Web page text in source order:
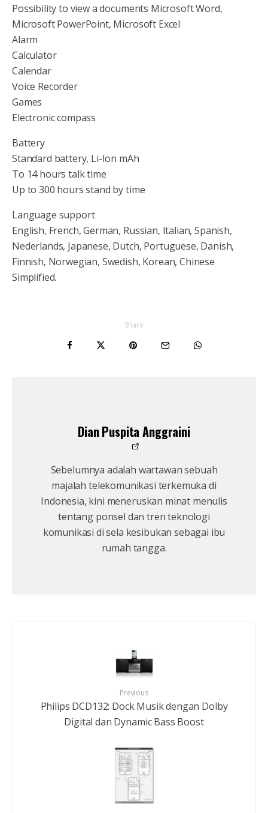
Possibility to view a documents Microsoft Word,
Microsoft PowerPoint, Microsoft Excel
Alarm
Calculator
Calendar
Voice Recorder
Games
Electronic compass
Battery
Standard battery, Li-Ion mAh
To 14 hours talk time
Up to 300 hours stand by time
Language support
English, French, German, Russian, Italian, Spanish,
Nederlands, Japanese, Dutch, Portuguese, Danish,
Finnish, Norwegian, Swedish, Korean, Chinese
Simplified.
Share
Dian Puspita Anggraini
Sebelumnya adalah wartawan sebuah
majalah telekomunikasi terkemuka di
Indonesia, kini meneruskan minat menulis
tentang ponsel dan tren teknologi
komunikasi di sela kesibukan sebagai ibu
rumah tangga.
Previous
Philips DCD132: Dock Musik dengan Dolby
Digital dan Dynamic Bass Boost